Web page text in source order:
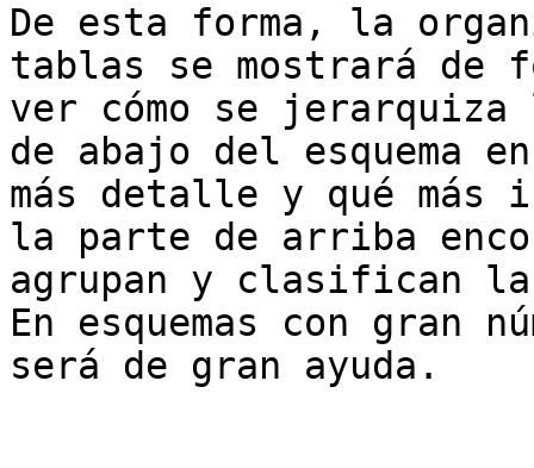
De esta forma, la
tablas se mostrará de
ver cómo se
de abajo del esquema
más detalle y qué más
la parte de arriba
agrupan y clasifican la
En esquemas con gran